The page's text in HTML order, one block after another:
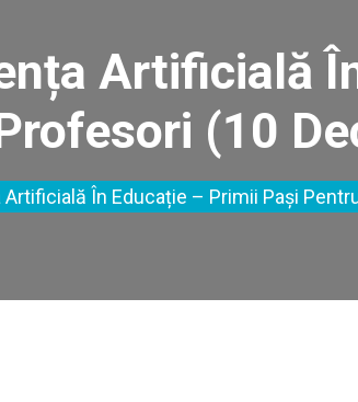
Artificială
(10
În Educație – Primii Pași